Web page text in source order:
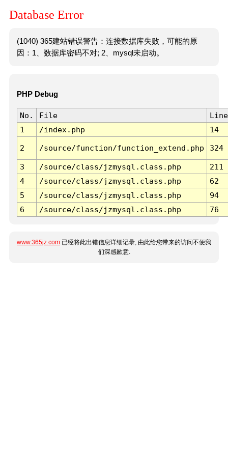
Database Error
(1040) 365建站错误警告：连接数据库失败，可能的原
因：1、数据库密码不对; 2、mysql未启动。
PHP Debug
No. File
Line
1
/index.php 14
2 /source/function/function_extend.php 324
3 /source/class/jzmysql.class.php
211
4
/source/class/jzmysql.class.php
62
5
/source/class/jzmysql.class.php
94
6
/source/class/jzmysql.class.php 76
www.365jz.com 已经将此出错信息详细记录, 由此给您带来的访问不便我
们深感歉意.